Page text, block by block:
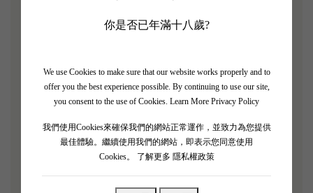
你是否已年滿十八歲?
We use Cookies to make sure that our website works properly and to
offer you the best experience possible. By continuing to use our site,
you consent to the use of Cookies. Learn More Privacy Policy
我們使用Cookies來確保我們的網站正常運作，並致力為您提供
最佳體驗。繼續使用我們的網站，即表示您同意使用
Cookies。
了解更多 隱私權政策
如今該房產由Borie 家族擁有。François-Xavier 現在將
房產的日常運營交給了他的女兒Emeline. 該莊園佔地
唯一一個與1855 年分級時邊界相同的莊園。除了
Grand Vin，他們還生產Lacoste Borie 標籤下的優質副